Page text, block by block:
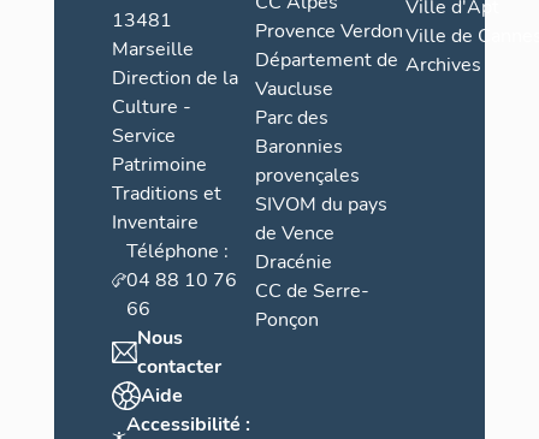
13481
Marseille
Direction de la
Culture -
Service
Patrimoine
Traditions et
Inventaire
Téléphone :
04 88 10 76
66
Nous
contacter
Aide
Accessibilité :
Provence Verdon
Département de
Vaucluse
Parc des
Baronnies
provençales
SIVOM du pays
de Vence
Dracénie
CC de Serre-
Ponçon
Ville d'Apt
Ville de
Archives